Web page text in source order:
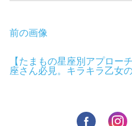
前の画像
【たまもの星座別アプロ
座さん必見。キラキラ乙女